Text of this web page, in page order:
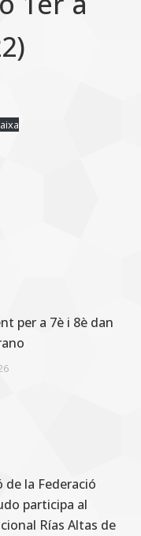
per a 7è i 8è dan
de la Federació
participa al
Rías Altas de